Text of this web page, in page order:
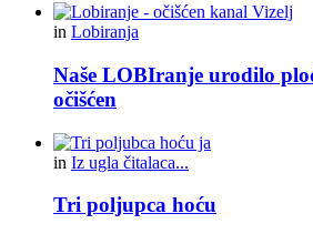
in Lobiranja
Naše LOBIranje urodilo
očišćen
in Iz ugla čitalaca...
Tri poljupca hoću